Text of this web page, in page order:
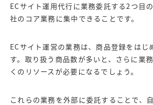
ECサイト運用代行に業務委託する2つ目
社のコア業務に集中できることです。
ECサイト運営の業務は、商品登録をはじ
す。取り扱う商品数が多いと、さらに業
くのリソースが必要になるでしょう。
これらの業務を外部に委託することで、